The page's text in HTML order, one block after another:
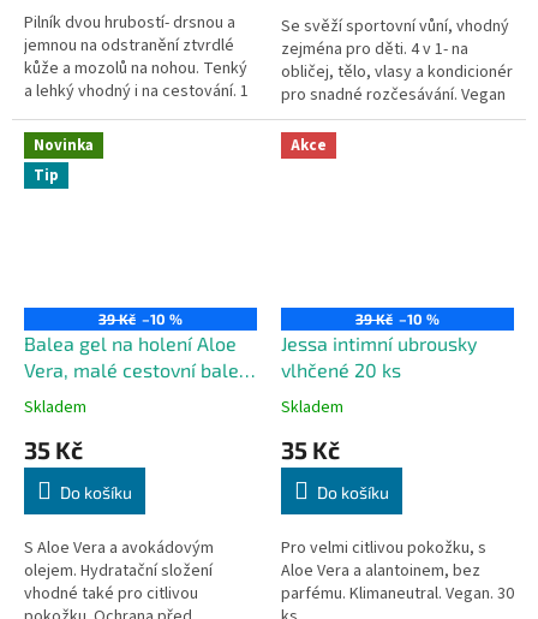
Pilník dvou hrubostí- drsnou a
jemnou na odstranění ztvrdlé
kůže a mozolů na nohou. Tenký
a lehký vhodný i na cestování. 1
ks
Se svěží sportovní vůní, vhodný
zejména pro děti. 4 v 1- na
obličej, tělo, vlasy a kondicionér
pro snadné rozčesávání. Vegan
složení bez mikroplastů.
Novinka
Tip
39 Kč –10 %
Balea gel na holení Aloe
Vera, malé cestovní balení
75 ml
Skladem
35 Kč
Do košíku
S Aloe Vera a avokádovým
olejem. Hydratační složení
vhodné také pro citlivou
Akce
39 Kč –10 %
Jessa intimní ubrousky
vlhčené 20 ks
Skladem
35 Kč
Do košíku
Pro velmi citlivou pokožku, s
Aloe Vera a alantoinem, bez
parfému. Klimaneutral. Vegan. 30